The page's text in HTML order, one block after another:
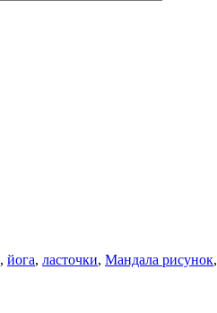
, йога, ласточки, Мандала рисунок,